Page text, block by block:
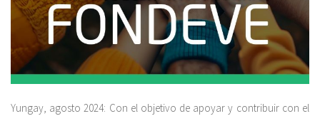
Yungay, agosto 2024: Con el objetivo de apoyar y contribuir con el